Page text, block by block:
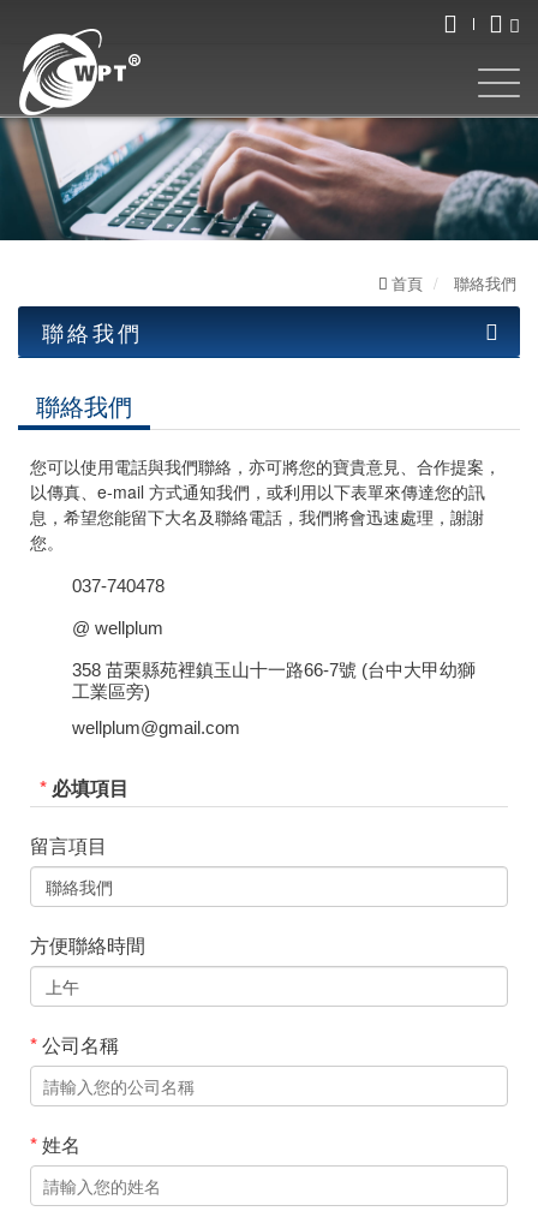
首頁 聯絡我們
聯絡我們
聯絡我們
異業結盟
其他問題
聯絡我們
您可以使用電話與我們聯絡，亦可將您的寶貴意見、合作提案，
以傳真、e-mail 方式通知我們，或利用以下表單來傳達您的訊
息，希望您能留下大名及聯絡電話，我們將會迅速處理，謝謝
您。
037-740478
@ wellplum
358 苗栗縣苑裡鎮玉山十一路66-7號 (台中大甲幼獅
工業區旁)
wellplum@gmail.com
* 必填項目
留言項目
方便聯絡時間
*公司名稱
*姓名